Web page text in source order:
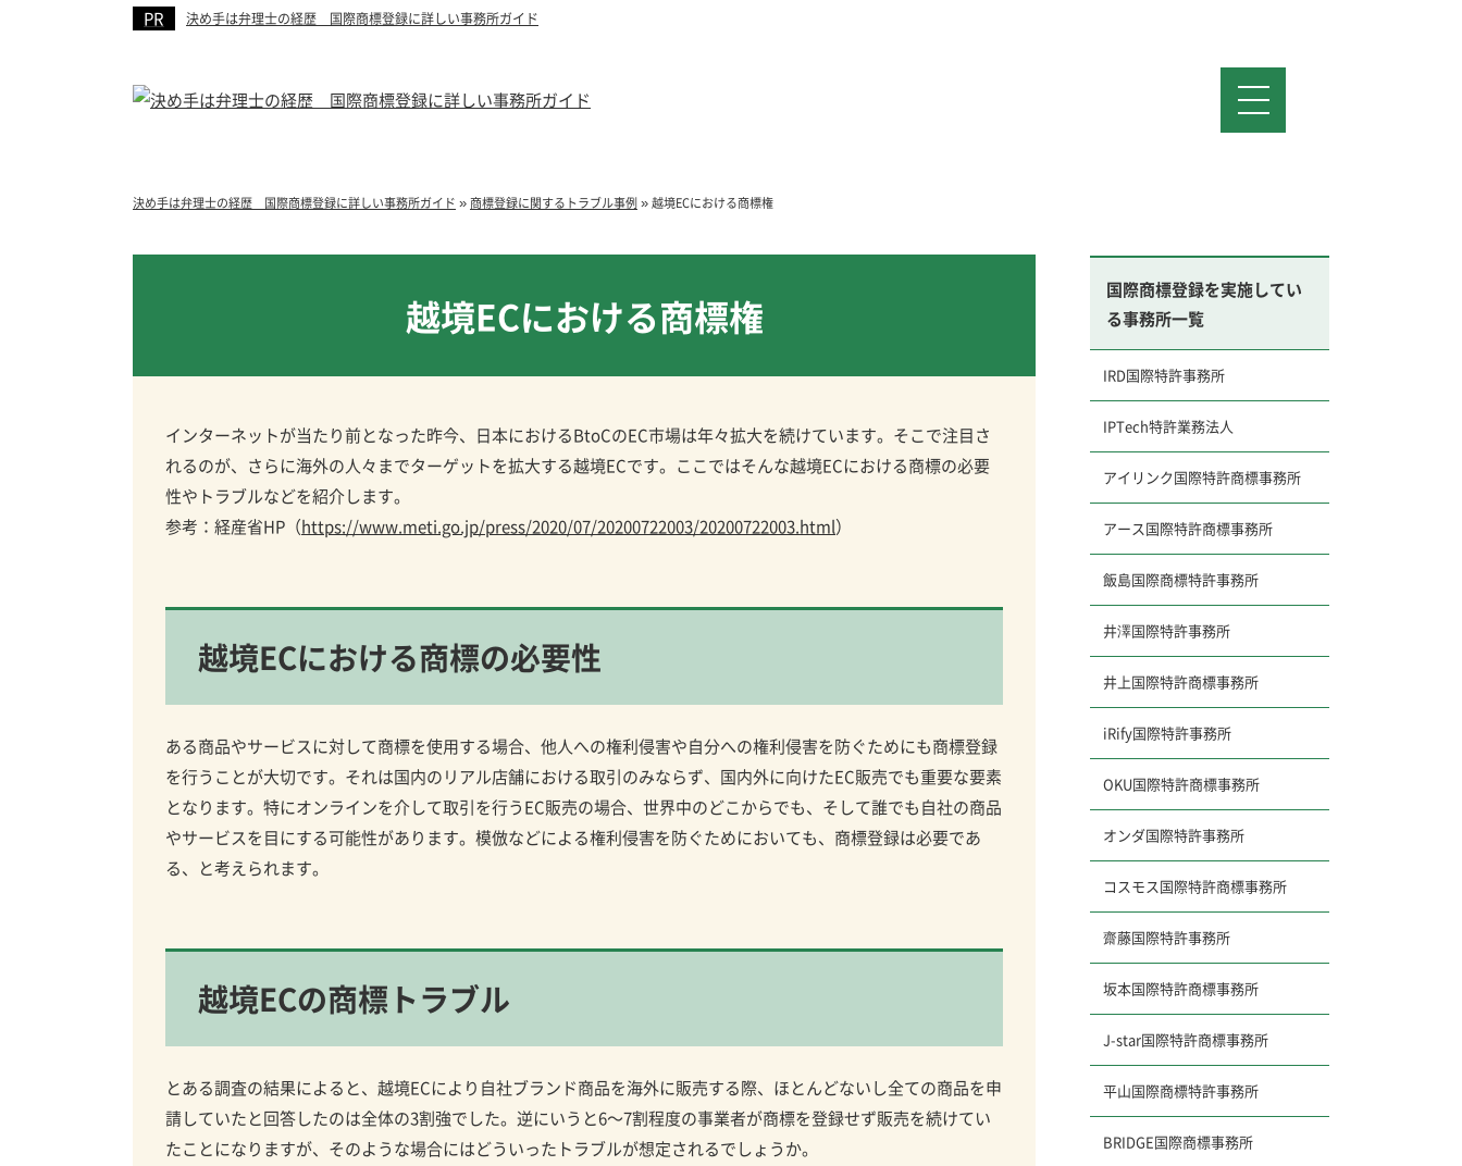
決め手は弁理士の経歴 国際商標登録に詳しい事務所ガイド
決め手は弁理士の経歴 国際商標登録に詳しい事務所ガイド »商標登録に関するトラブル事例»越境ECにおける商標権
越境ECにおける商標権
インターネットが当たり前となった昨今、日本におけるBtoCのEC市場は年々拡大を続けています。そこで注目さ
れるのが、さらに海外の人々までターゲットを拡大する越境ECです。ここではそんな越境ECにおける商標の必要
性やトラブルなどを紹介します。
参考：経産省HP（https://www.meti.go.jp/press/2020/07/20200722003/20200722003.html）
越境ECにおける商標の必要性
ある商品やサービスに対して商標を使用する場合、他人への権利侵害や自分への権利侵害を防ぐためにも商標登録
を行うことが大切です。それは国内のリアル店舗における取引のみならず、国内外に向けたEC販売でも重要な要素
となります。特にオンラインを介して取引を行うEC販売の場合、世界中のどこからでも、そして誰でも自社の商品
やサービスを目にする可能性があります。模倣などによる権利侵害を防ぐためにおいても、商標登録は必要であ
る、と考えられます。
越境ECの商標トラブル
とある調査の結果によると、越境ECにより自社ブランド商品を海外に販売する際、ほとんどないし全ての商品を申
請していたと回答したのは全体の3割強でした。逆にいうと6～7割程度の事業者が商標を登録せず販売を続けてい
たことになりますが、そのような場合にはどういったトラブルが想定されるでしょうか。
国際商標登録を実施してい
る事務所一覧
IRD国際特許事務所
IPTech特許業務法人
アイリンク国際特許商標事務所
アース国際特許商標事務所
飯島国際商標特許事務所
井澤国際特許事務所
井上国際特許商標事務所
iRify国際特許事務所
OKU国際特許商標事務所
オンダ国際特許事務所
コスモス国際特許商標事務所
齋藤国際特許事務所
坂本国際特許商標事務所
J-star国際特許商標事務所
平山国際商標特許事務所
BRIDGE国際商標事務所